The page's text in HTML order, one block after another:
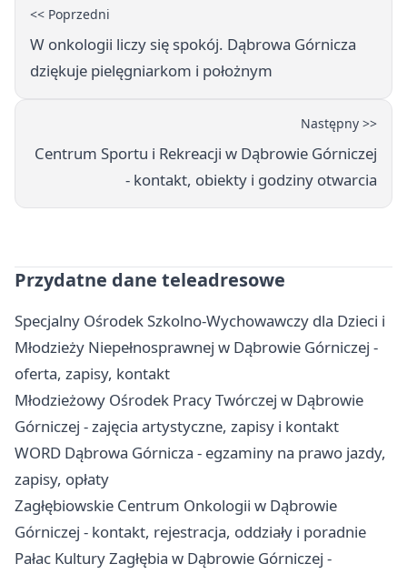
<< Poprzedni
W onkologii liczy się spokój. Dąbrowa Górnicza
dziękuje pielęgniarkom i położnym
Następny >>
Centrum Sportu i Rekreacji w Dąbrowie Górniczej
- kontakt, obiekty i godziny otwarcia
Przydatne dane teleadresowe
Specjalny Ośrodek Szkolno-Wychowawczy dla Dzieci i
Młodzieży Niepełnosprawnej w Dąbrowie Górniczej -
oferta, zapisy, kontakt
Młodzieżowy Ośrodek Pracy Twórczej w Dąbrowie
Górniczej - zajęcia artystyczne, zapisy i kontakt
WORD Dąbrowa Górnicza - egzaminy na prawo jazdy,
zapisy, opłaty
Zagłębiowskie Centrum Onkologii w Dąbrowie
Górniczej - kontakt, rejestracja, oddziały i poradnie
Pałac Kultury Zagłębia w Dąbrowie Górniczej -